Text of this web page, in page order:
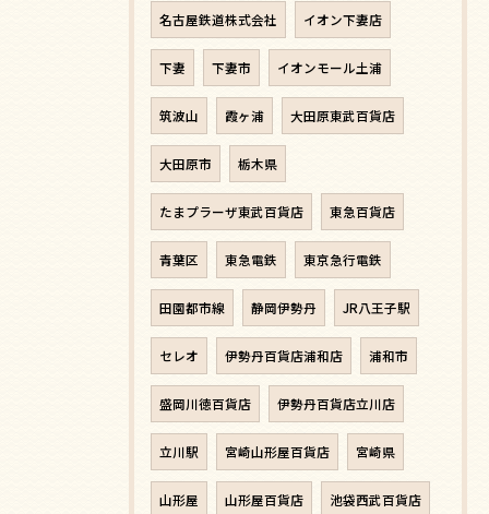
名古屋鉄道株式会社 イオン下妻店
下妻 下妻市 イオンモール土浦
筑波山 霞ヶ浦 大田原東武百貨店
大田原市 栃木県
たまプラーザ東武百貨店 東急百貨店
青葉区 東急電鉄 東京急行電鉄
田園都市線 静岡伊勢丹 JR八王子駅
セレオ 伊勢丹百貨店浦和店 浦和市
盛岡川徳百貨店 伊勢丹百貨店立川店
立川駅 宮崎山形屋百貨店 宮崎県
山形屋 山形屋百貨店 池袋西武百貨店